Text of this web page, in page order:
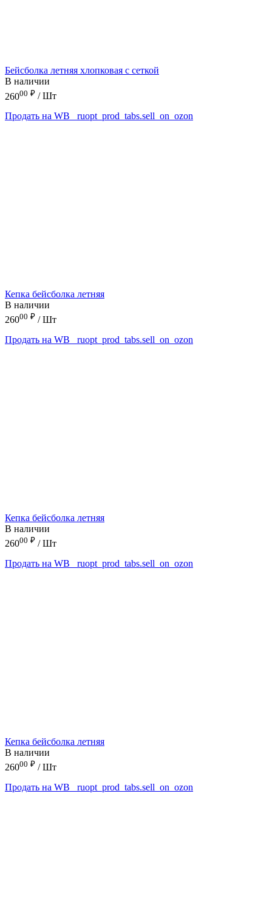
Бейсболка летняя хлопковая с сеткой
В наличии
26000 ₽ / Шт
Продать на WB
_ruopt_prod_tabs.sell_on_ozon
Кепка бейсболка летняя
В наличии
26000 ₽ / Шт
Продать на WB
_ruopt_prod_tabs.sell_on_ozon
Кепка бейсболка летняя
В наличии
26000 ₽ / Шт
Продать на WB
_ruopt_prod_tabs.sell_on_ozon
Кепка бейсболка летняя
В наличии
26000 ₽ / Шт
Продать на WB
_ruopt_prod_tabs.sell_on_ozon